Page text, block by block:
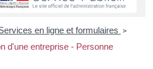
en ligne et formulaires >
d'une entreprise - Personne